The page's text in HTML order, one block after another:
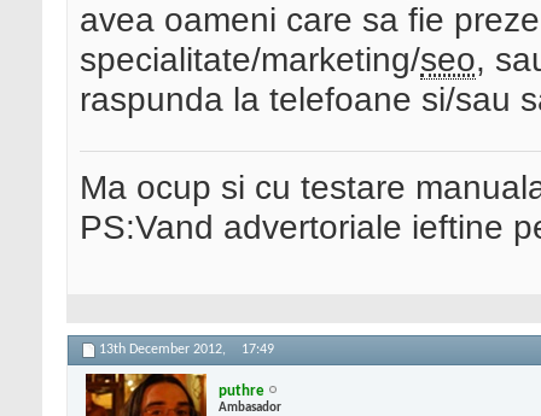
avea oameni care sa fie
specialitate/marketing/seo,
raspunda la telefoane si/sau
Ma ocup si cu testare
PS:Vand advertoriale ieftine
13th December 2012, 17:49
puthre
Ambasador